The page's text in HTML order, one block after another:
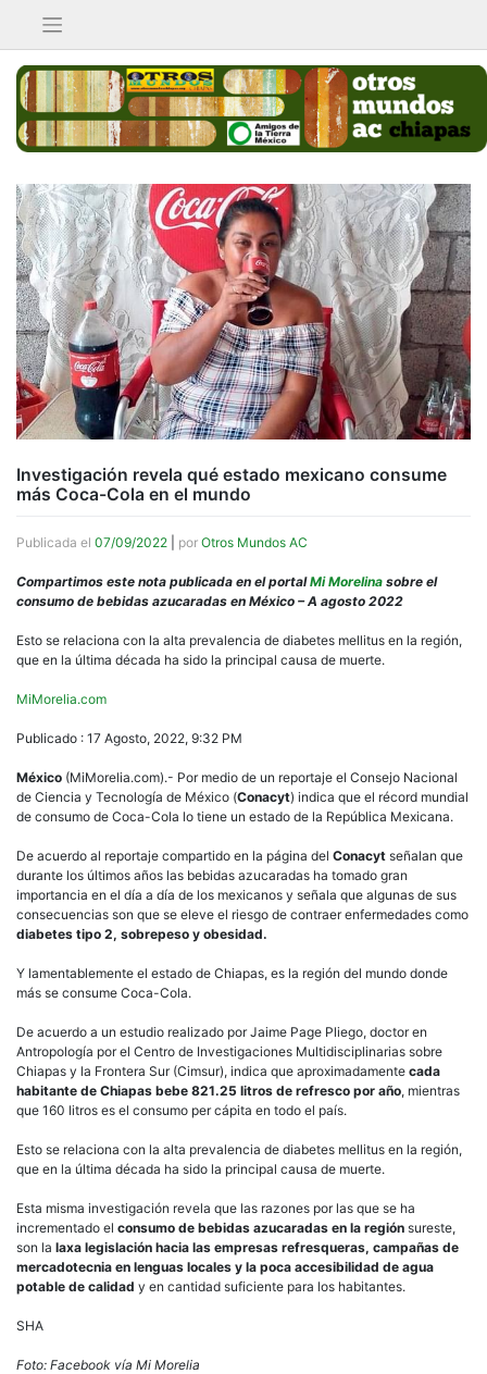
contenido
Investigación revela qué estado mexicano consume
más Coca-Cola en el mundo
Publicada el 07/09/2022 por Otros Mundos AC
Compartimos este nota publicada en el portalMi Morelina sobre el
consumo de bebidas azucaradas en México – A agosto 2022
Esto se relaciona con la alta prevalencia de diabetes mellitus en la región,
que en la última década ha sido la principal causa de muerte.
MiMorelia.com
Publicado : 17 Agosto, 2022, 9:32 PM
México (MiMorelia.com).- Por medio de un reportaje el Consejo Nacional
de Ciencia y Tecnología de México (Conacyt) indica que el récord mundial
de consumo de Coca-Cola lo tiene un estado de la República Mexicana.
De acuerdo al reportaje compartido en la página del Conacyt señalan que
durante los últimos años las bebidas azucaradas ha tomado gran
importancia en el día a día de los mexicanos y señala que algunas de sus
consecuencias son que se eleve el riesgo de contraer enfermedades como
diabetes tipo 2, sobrepeso y obesidad.
Y lamentablemente el estado de Chiapas, es la región del mundo donde
más se consume Coca-Cola.
De acuerdo a un estudio realizado por Jaime Page Pliego, doctor en
Antropología por el Centro de Investigaciones Multidisciplinarias sobre
Chiapas y la Frontera Sur (Cimsur), indica que aproximadamente cada
habitante de Chiapas bebe 821.25 litros de refresco por año, mientras
que 160 litros es el consumo per cápita en todo el país.
Esto se relaciona con la alta prevalencia de diabetes mellitus en la región,
que en la última década ha sido la principal causa de muerte.
Esta misma investigación revela que las razones por las que se ha
incrementado el consumo de bebidas azucaradas en la región sureste,
son la laxa legislación hacia las empresas refresqueras, campañas de
mercadotecnia en lenguas locales y la poca accesibilidad de agua
potable de calidad y en cantidad suficiente para los habitantes.
SHA
Foto: Facebook vía Mi Morelia